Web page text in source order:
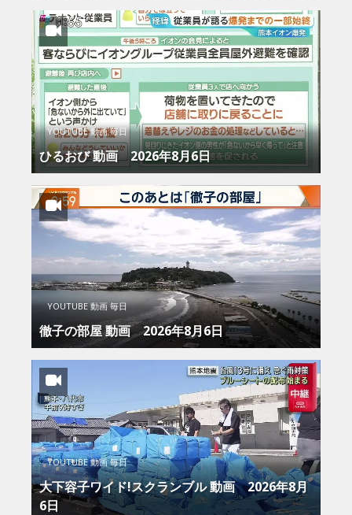
YOUTUBE 動画 毎日
ひるおび 動画 2026年8月6日
YOUTUBE 動画 毎日
徹子の部屋 動画 2026年8月6日
YOUTUBE 動画 毎日
大下容子ワイド!スクランブル 動画 2026年8月
6日